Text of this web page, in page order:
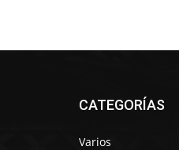
CATEGORÍAS
Varios